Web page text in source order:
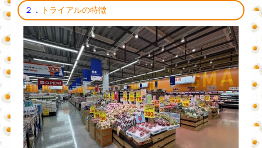
２． トライアルの特徴